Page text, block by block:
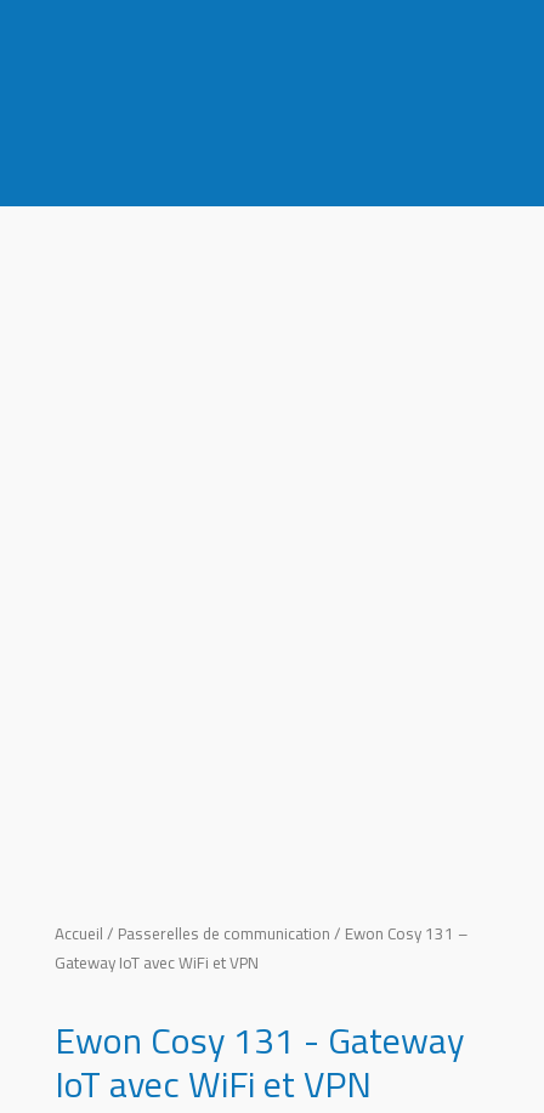
Accueil / Passerelles de communication / Ewon Cosy 131 –
Gateway IoT avec WiFi et VPN
Ewon Cosy 131 - Gateway
IoT avec WiFi et VPN